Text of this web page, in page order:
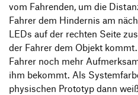
vom Fahrenden, um die
Fahrer dem Hindernis am
LEDs auf der rechten Seite
der Fahrer dem Objekt
Fahrer noch mehr
ihm bekommt. Als
physischen Prototyp dann